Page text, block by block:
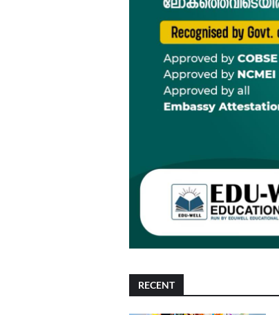
RECENT